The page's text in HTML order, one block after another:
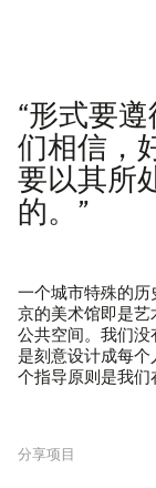
“形式要
们相信，
要以其所
的。”
一个城市特殊的历
京的美术馆即是艺
公共空间。我们没
是刻意设计成每
个指导原则是我们
分享项目